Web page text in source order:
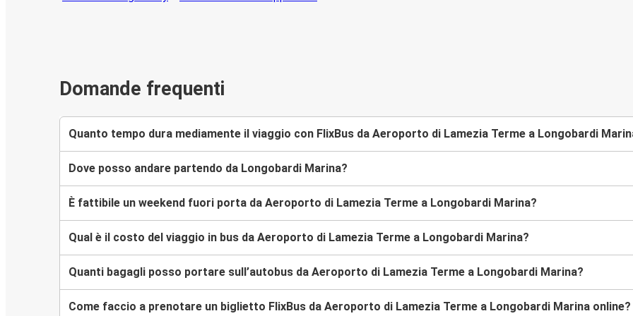
Domande frequenti
Quanto tempo dura mediamente il viaggio con FlixBus da Aeroporto di Lamezia Terme a Longobardi
Dove posso andare partendo da Longobardi Marina?
È fattibile un weekend fuori porta da Aeroporto di Lamezia Terme a Longobardi Marina?
Qual è il costo del viaggio in bus da Aeroporto di Lamezia Terme a Longobardi Marina?
Quanti bagagli posso portare sull’autobus da Aeroporto di Lamezia Terme a Longobardi Marina?
Come faccio a prenotare un biglietto FlixBus da Aeroporto di Lamezia Terme a Longobardi Marina online?